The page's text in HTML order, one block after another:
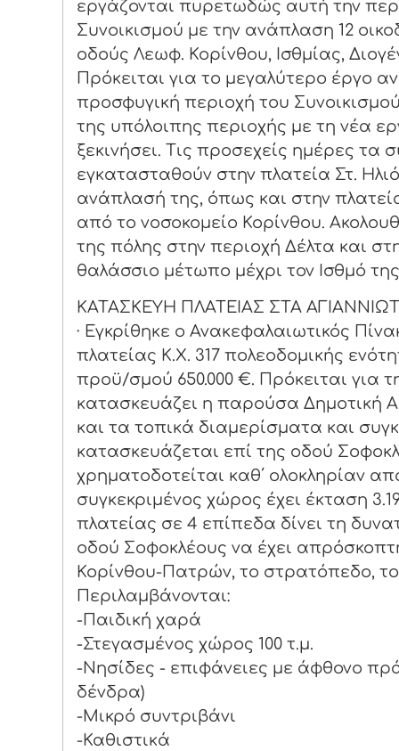
εργάζονται πυρετωδώς αυτή την
Συνοικισμού με την ανάπλαση 12
οδούς Λεωφ. Κορίνθου, Ισθμίας,
Πρόκειται για το μεγαλύτερο έργο
προσφυγική περιοχή του
της υπόλοιπης περιοχής με τη νέα
ξεκινήσει. Τις προσεχείς ημέρες τα
εγκατασταθούν στην πλατεία Στ.
ανάπλασή της, όπως και στην
από το νοσοκομείο Κορίνθου.
της πόλης στην περιοχή Δέλτα και
θαλάσσιο μέτωπο μέχρι τον Ισθμό
ΚΑΤΑΣΚΕΥΗ ΠΛΑΤΕΙΑΣ ΣΤΑ
· Εγκρίθηκε ο Ανακεφαλαιωτικός
πλατείας Κ.Χ. 317 πολεοδομικής
προϋ/σμού 650.000 €. Πρόκειται για
κατασκευάζει η παρούσα Δημοτική
και τα τοπικά διαμερίσματα και
κατασκευάζεται επί της οδού
χρηματοδοτείται καθ΄ ολοκληρίαν
συγκεκριμένος χώρος έχει έκταση
πλατείας σε 4 επίπεδα δίνει τη
οδού Σοφοκλέους να έχει
Κορίνθου-Πατρών, το στρατόπεδο,
Περιλαμβάνονται:
-Παιδική χαρά
-Στεγασμένος χώρος 100 τ.μ.
-Νησίδες - επιφάνειες με άφθονο
δένδρα)
-Μικρό συντριβάνι
-Καθιστικά